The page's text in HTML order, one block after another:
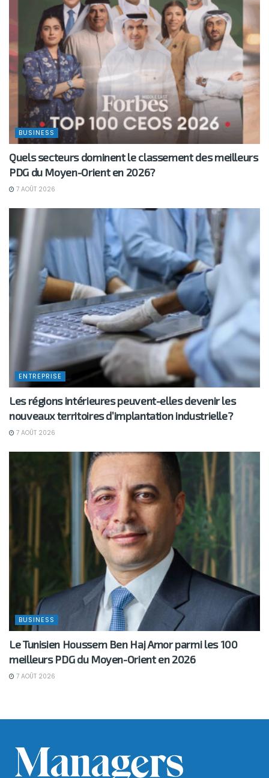
BUSINESS
Quels secteurs dominent le classement des meilleurs
PDG du Moyen-Orient en 2026?
7 AOÛT 2026
ENTREPRISE
Les régions intérieures peuvent-elles devenir les
nouveaux territoires d’implantation industrielle?
7 AOÛT 2026
BUSINESS
Le Tunisien Houssem Ben Haj Amor parmi les 100
meilleurs PDG du Moyen-Orient en 2026
7 AOÛT 2026